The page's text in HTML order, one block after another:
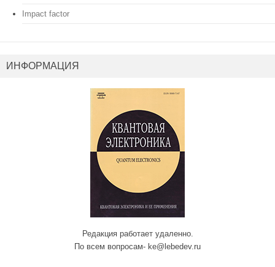
Impact factor
ИНФОРМАЦИЯ
Редакция работает удаленно.
По всем вопросам- ke@lebedev.ru